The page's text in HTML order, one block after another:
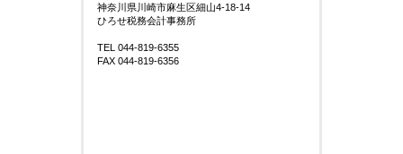
神奈川県川崎市麻生区細山4-18-14
ひろせ税務会計事務所
TEL 044-819-6355
FAX 044-819-6356